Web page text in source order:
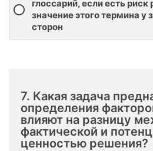
глоссарий, если есть риск
значение этого термина у
сторон
7. Какая задача
определения
влияют на разницу
фактической и
ценностью решения?